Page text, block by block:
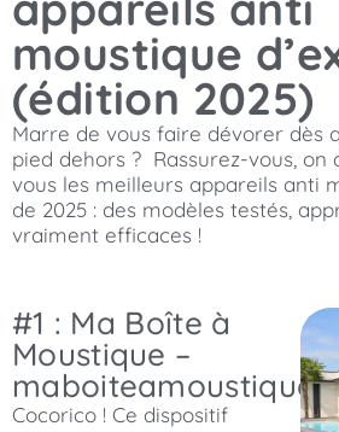
moustique
(édition 2025)
Marre de vous faire dévorer dès
pied dehors ? Rassurez-vous, on
vous les meilleurs appareils anti
de 2025 : des modèles testés,
vraiment efficaces !
#1 : Ma Boîte à
Moustique –
Cocorico ! Ce dispositif